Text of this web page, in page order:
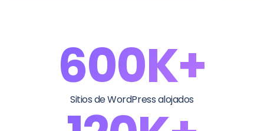
600K+
Sitios de WordPress alojados